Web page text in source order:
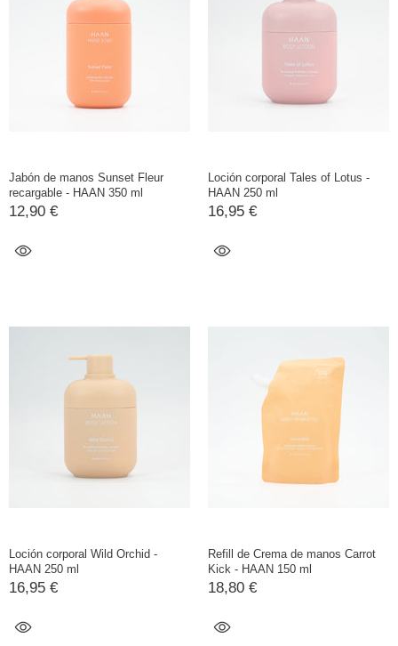
Jabón de manos Sunset Fleur
recargable - HAAN 350 ml
12,90 €
Loción corporal Tales of Lotus -
HAAN 250 ml
16,95 €
Loción corporal Wild Orchid -
HAAN 250 ml
16,95 €
Refill de Crema de manos Carrot
Kick - HAAN 150 ml
18,80 €